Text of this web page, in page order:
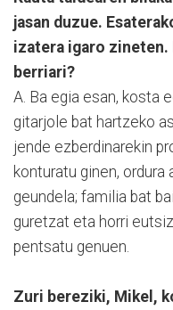
jasan duzue.
izatera igaro zineten.
berriari?
A. Ba egia esan, kosta
gitarjole bat hartzeko
jende ezberdinarekin
konturatu ginen,
geundela; familia bat
guretzat eta horri
pentsatu genuen.
Zuri bereziki, Mikel,